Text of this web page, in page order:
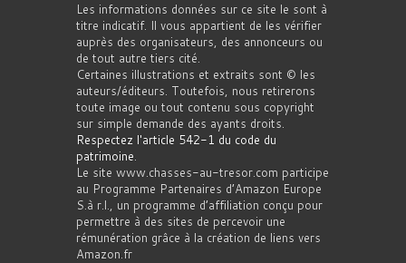
Les informations données sur ce site le sont à
titre indicatif. Il vous appartient de les vérifier
auprès des organisateurs, des annonceurs ou
de tout autre tiers cité.
Certaines illustrations et extraits sont © les
auteurs/éditeurs. Toutefois, nous retirerons
toute image ou tout contenu sous copyright
sur simple demande des ayants droits.
Respectez l'article 542-1 du code du
patrimoine.
Le site www.chasses-au-tresor.com participe
au Programme Partenaires d’Amazon Europe
S.à r.l., un programme d’affiliation conçu pour
permettre à des sites de percevoir une
rémunération grâce à la création de liens vers
Amazon.fr